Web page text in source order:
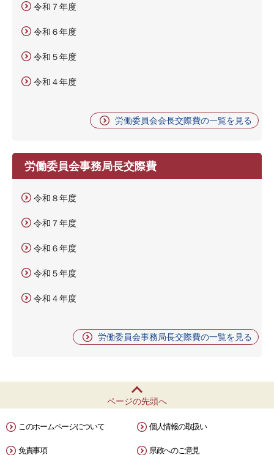
令和７年度
令和６年度
令和５年度
令和４年度
労働委員会会長交際費の一覧を見る
労働委員会事務局長交際費
令和８年度
令和７年度
令和６年度
令和５年度
令和４年度
労働委員会事務局長交際費の一覧を見る
ページの先頭へ
このホームページについて 個人情報の取扱い
免責事項 県政へのご意見